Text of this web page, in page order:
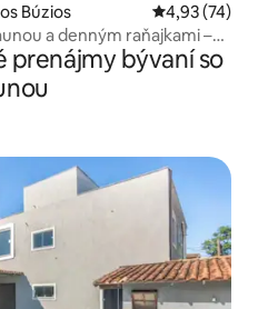
Búzios Priemerné
4,93 (74)
a denným raňajkami –
prenájmy bývaní so